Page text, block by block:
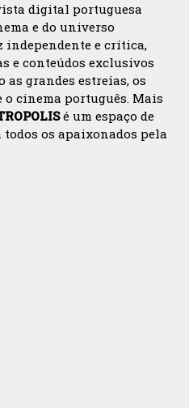
digital portuguesa
e do universo
independente e crítica,
e conteúdos exclusivos
as grandes estreias, os
cinema português. Mais
é um espaço de
todos os apaixonados pela